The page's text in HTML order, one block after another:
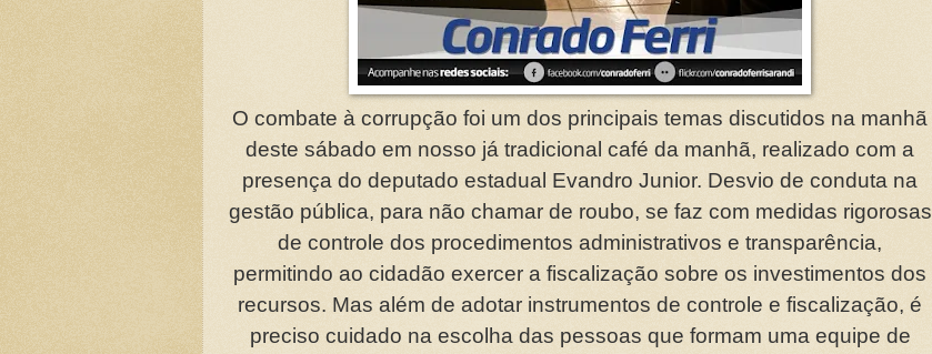
O combate à corrupção foi um dos principais temas discutidos na manhã
deste sábado em nosso já tradicional café da manhã, realizado com a
presença do deputado estadual Evandro Junior. Desvio de conduta na
gestão pública, para não chamar de roubo, se faz com medidas rigorosas
de controle dos procedimentos administrativos e transparência,
permitindo ao cidadão exercer a fiscalização sobre os investimentos dos
recursos. Mas além de adotar instrumentos de controle e fiscalização, é
preciso cuidado na escolha das pessoas que formam uma equipe de